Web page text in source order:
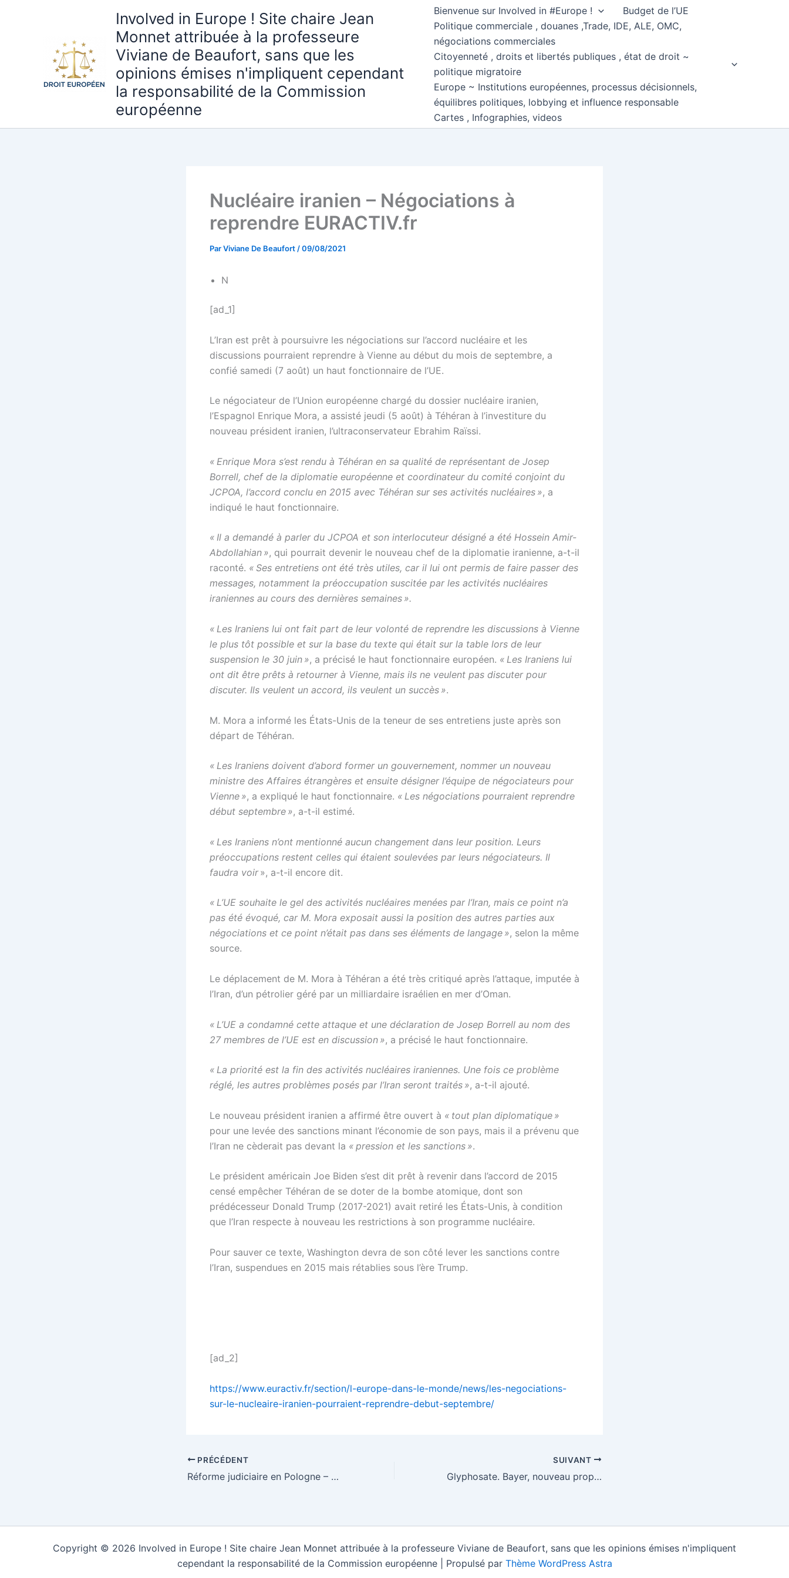
Involved in Europe ! Site chaire Jean
Monnet attribuée à la professeure
Viviane de Beaufort, sans que les
opinions émises n'impliquent cependant
la responsabilité de la Commission
européenne
Bienvenue sur Involved in #Europe !
Budget de l’UE
Politique commerciale , douanes ,Trade, IDE, ALE, OMC,
négociations commerciales
Citoyenneté , droits et libertés publiques , état de droit ~
politique migratoire
Europe ~ Institutions européennes, processus décisionnels,
équilibres politiques, lobbying et influence responsable
Cartes , Infographies, videos
Nucléaire iranien – Négociations à
reprendre EURACTIV.fr
ParViviane De Beaufort /09/08/2021
N
[ad_1]
L’Iran est prêt à poursuivre les négociations sur l’accord nucléaire et les
discussions pourraient reprendre à Vienne au début du mois de septembre, a
confié samedi (7 août) un haut fonctionnaire de l’UE.
Le négociateur de l’Union européenne chargé du dossier nucléaire iranien,
l’Espagnol Enrique Mora, a assisté jeudi (5 août) à Téhéran à l’investiture du
nouveau président iranien, l’ultraconservateur Ebrahim Raïssi.
« Enrique Mora s’est rendu à Téhéran en sa qualité de représentant de Josep
Borrell, chef de la diplomatie européenne et coordinateur du comité conjoint du
JCPOA, l’accord conclu en 2015 avec Téhéran sur ses activités nucléaires », a
indiqué le haut fonctionnaire.
« Il a demandé à parler du JCPOA et son interlocuteur désigné a été Hossein Amir-
Abdollahian », qui pourrait devenir le nouveau chef de la diplomatie iranienne, a-t-il
raconté. « Ses entretiens ont été très utiles, car il lui ont permis de faire passer des
messages, notamment la préoccupation suscitée par les activités nucléaires
iraniennes au cours des dernières semaines ».
« Les Iraniens lui ont fait part de leur volonté de reprendre les discussions à Vienne
le plus tôt possible et sur la base du texte qui était sur la table lors de leur
suspension le 30 juin », a précisé le haut fonctionnaire européen. « Les Iraniens lui
ont dit être prêts à retourner à Vienne, mais ils ne veulent pas discuter pour
discuter. Ils veulent un accord, ils veulent un succès ».
M. Mora a informé les États-Unis de la teneur de ses entretiens juste après son
départ de Téhéran.
« Les Iraniens doivent d’abord former un gouvernement, nommer un nouveau
ministre des Affaires étrangères et ensuite désigner l’équipe de négociateurs pour
Vienne », a expliqué le haut fonctionnaire. « Les négociations pourraient reprendre
début septembre », a-t-il estimé.
« Les Iraniens n’ont mentionné aucun changement dans leur position. Leurs
préoccupations restent celles qui étaient soulevées par leurs négociateurs. Il
faudra voir», a-t-il encore dit.
« L’UE souhaite le gel des activités nucléaires menées par l’Iran, mais ce point n’a
pas été évoqué, car M. Mora exposait aussi la position des autres parties aux
négociations et ce point n’était pas dans ses éléments de langage », selon la même
source.
Le déplacement de M. Mora à Téhéran a été très critiqué après l’attaque, imputée à
l’Iran, d’un pétrolier géré par un milliardaire israélien en mer d’Oman.
« L’UE a condamné cette attaque et une déclaration de Josep Borrell au nom des
27 membres de l’UE est en discussion », a précisé le haut fonctionnaire.
« La priorité est la fin des activités nucléaires iraniennes. Une fois ce problème
réglé, les autres problèmes posés par l’Iran seront traités », a-t-il ajouté.
Le nouveau président iranien a affirmé être ouvert à « tout plan diplomatique »
pour une levée des sanctions minant l’économie de son pays, mais il a prévenu que
l’Iran ne cèderait pas devant la « pression et les sanctions ».
Le président américain Joe Biden s’est dit prêt à revenir dans l’accord de 2015
censé empêcher Téhéran de se doter de la bombe atomique, dont son
prédécesseur Donald Trump (2017-2021) avait retiré les États-Unis, à condition
que l’Iran respecte à nouveau les restrictions à son programme nucléaire.
Pour sauver ce texte, Washington devra de son côté lever les sanctions contre
l’Iran, suspendues en 2015 mais rétablies sous l’ère Trump.
[ad_2]
https://www.euractiv.fr/section/l-europe-dans-le-monde/news/les-negociations-
sur-le-nucleaire-iranien-pourraient-reprendre-debut-septembre/
PRÉCÉDENT
Réforme judiciaire en Pologne – Recul attendu EURACTIV.fr
SUIVANT
Glyphosate. Bayer, nouveau propriétaire du Roundup, perd de nouveau en appel aux États-Unis – EURACTIV.fr
Copyright © 2026 Involved in Europe ! Site chaire Jean Monnet attribuée à la professeure Viviane de Beaufort, sans que les opinions émises n'impliquent
cependant la responsabilité de la Commission européenne | Propulsé par Thème WordPress Astra